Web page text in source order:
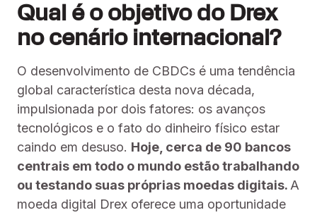
Qual é o objetivo do Drex
no cenário internacional?
O desenvolvimento de CBDCs é uma tendência
global característica desta nova década,
impulsionada por dois fatores: os avanços
tecnológicos e o fato do dinheiro físico estar
caindo em desuso. Hoje, cerca de 90 bancos
centrais em todo o mundo estão trabalhando
ou testando suas próprias moedas digitais.A
moeda digital Drex oferece uma oportunidade